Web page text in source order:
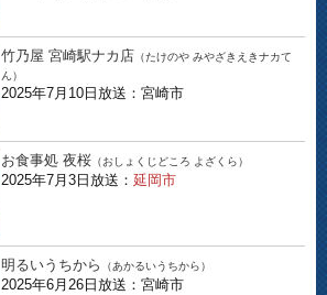
竹乃屋 宮崎駅ナカ店 （たけのや みやざきえきナカて
ん）
2025年7月10日放送：宮崎市
お食事処 夜桜 （おしょくじどころ よざくら）
2025年7月3日放送： 延岡市
明るいうちから （あかるいうちから）
2025年6月26日放送：宮崎市